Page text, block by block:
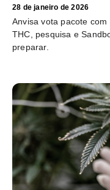
28 de janeiro de 2026
Anvisa vota pacote
THC, pesquisa e
preparar.